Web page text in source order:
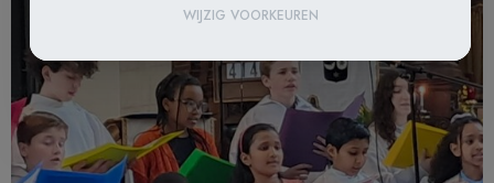
WIJZIG VOORKEUREN